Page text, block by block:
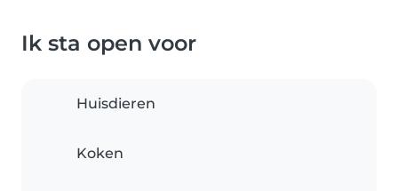
Ik sta open voor
Huisdieren
Koken